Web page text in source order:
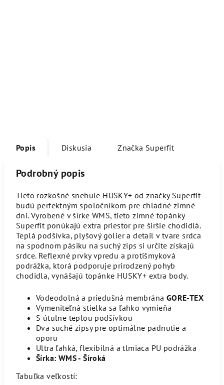
Popis Diskusia Značka Superfit
Podrobný popis
Tieto rozkošné snehule HUSKY+ od značky Superfit
budú perfektným spoločníkom pre chladné zimné
dni. Vyrobené v šírke WMS, tieto zimné topánky
Superfit ponúkajú extra priestor pre širšie chodidlá.
Teplá podšívka, plyšový golier a detail v tvare srdca
na spodnom pásiku na suchý zips si určite získajú
srdce. Reflexné prvky vpredu a protišmyková
podrážka, ktorá podporuje prirodzený pohyb
chodidla, vynášajú topánke HUSKY+ extra body.
Vodeodolná a priedušná membrána GORE-TEX
Vymeniteľná stielka sa ľahko vymieňa
S útulne teplou podšívkou
Dva suché zipsy pre optimálne padnutie a
oporu
Ultra ľahká, flexibilná a tlmiaca PU podrážka
Šírka: WMS - Široká
Tabuľka veľkostí: